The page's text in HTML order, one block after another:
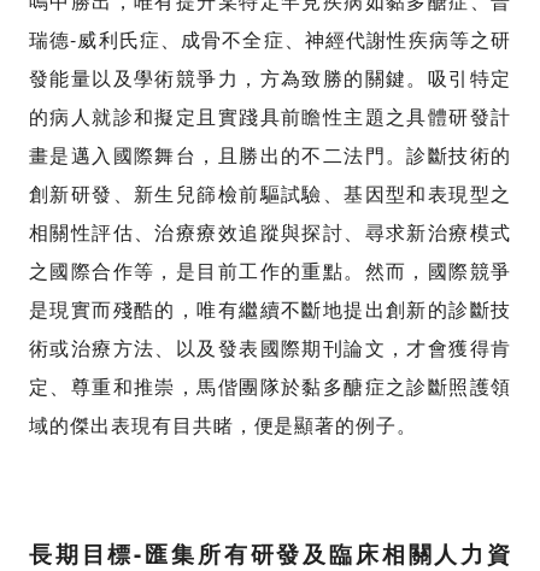
瑞德-威利氏症、成骨不全症、神經代謝性疾病等之研
發能量以及學術競爭力，方為致勝的關鍵。吸引特定
的病人就診和擬定且實踐具前瞻性主題之具體研發計
畫是邁入國際舞台，且勝出的不二法門。診斷技術的
創新研發、新生兒篩檢前驅試驗、基因型和表現型之
相關性評估、治療療效追蹤與探討、尋求新治療模式
之國際合作等，是目前工作的重點。然而，國際競爭
是現實而殘酷的，唯有繼續不斷地提出創新的診斷技
術或治療方法、以及發表國際期刊論文，才會獲得肯
定、尊重和推崇，馬偕團隊於黏多醣症之診斷照護領
域的傑出表現有目共睹，便是顯著的例子。
長期目標-匯集所有研發及臨床相關人力資